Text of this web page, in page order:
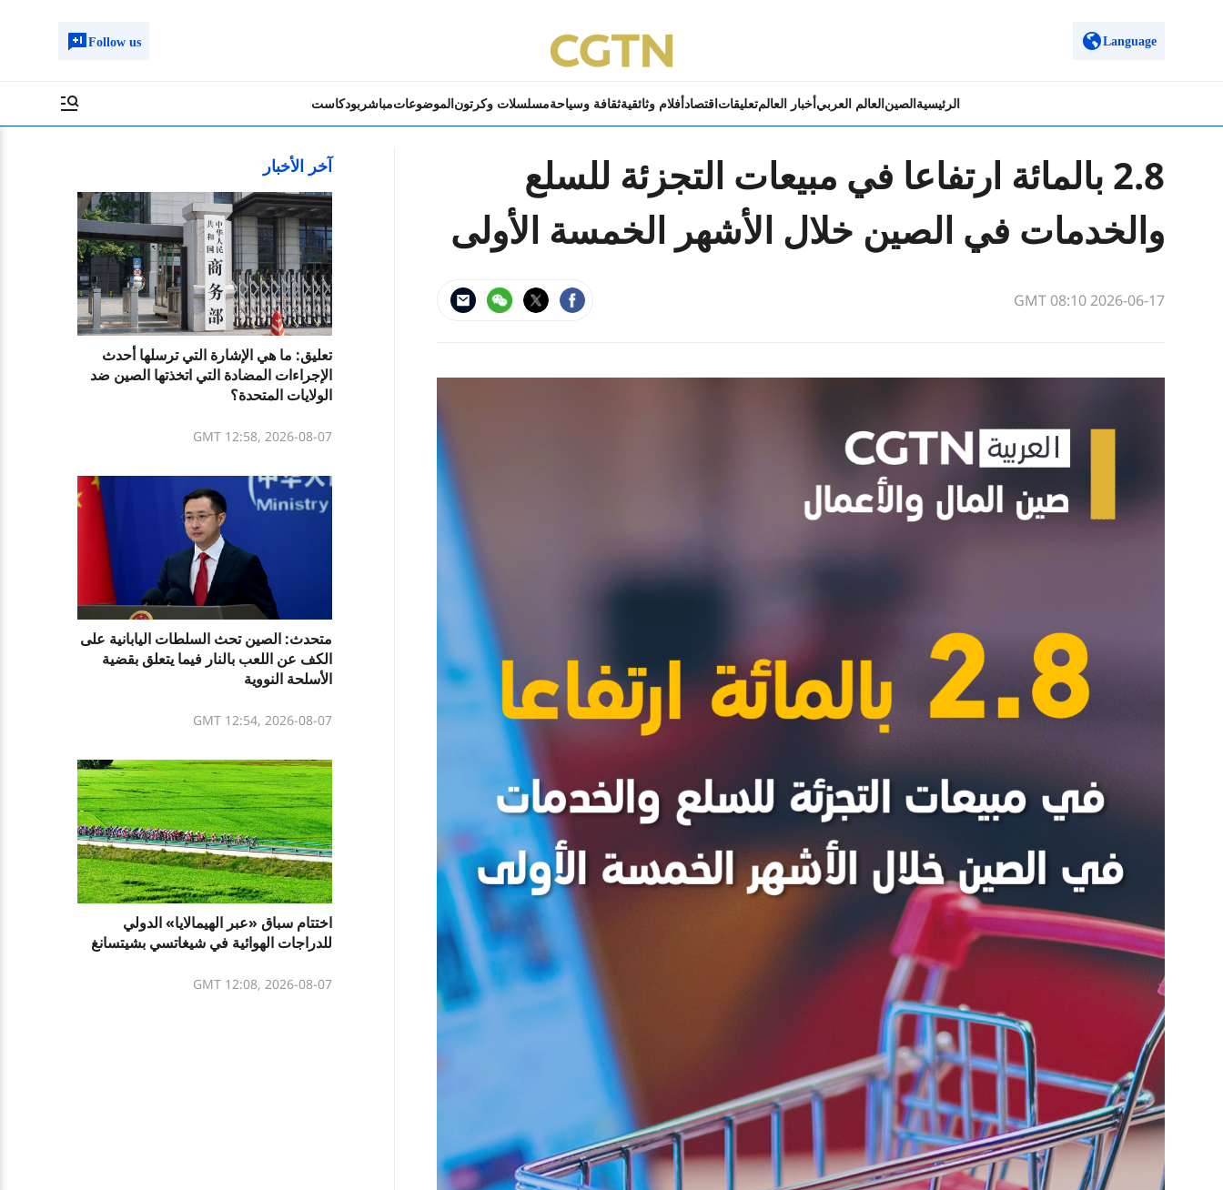
Language
Follow us
الرئيسية الصين العالم العربي أخبار العالمتعليقات اقتصاد أفلام وثائقيةثقافة وسياحةمسلسلات وكرتون الموضوعاتمباشربودكاست
2.8 بالمائة ارتفاعا في مبيعات التجزئة للسلع
والخدمات في الصين خلال الأشهر الخمسة الأولى
GMT 08:10 2026-06-17
آخر الأخبار
تعليق: ما هي الإشارة التي ترسلها أحدث
الإجراءات المضادة التي اتخذتها الصين ضد
الولايات المتحدة؟
GMT 12:58, 2026-08-07
متحدث: الصين تحث السلطات اليابانية على
الكف عن اللعب بالنار فيما يتعلق بقضية
الأسلحة النووية
GMT 12:54, 2026-08-07
اختتام سباق «عبر الهيمالايا» الدولي
للدراجات الهوائية في شيغاتسي بشيتسانغ
GMT 12:08, 2026-08-07